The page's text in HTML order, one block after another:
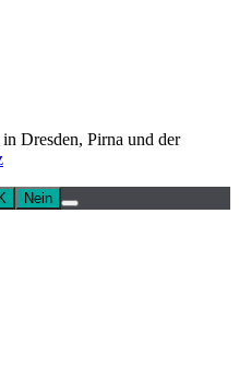
Dresden, Pirna und der
Nein